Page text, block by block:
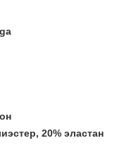
20% эластан